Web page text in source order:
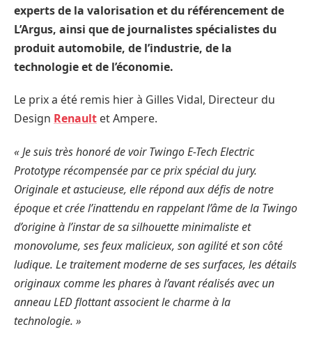
experts de la valorisation et du référencement de
L’Argus, ainsi que de journalistes spécialistes du
produit automobile, de l’industrie, de la
technologie et de l’économie.
Le prix a été remis hier à Gilles Vidal, Directeur du
Design Renault et Ampere.
« Je suis très honoré de voir Twingo E-Tech Electric
Prototype récompensée par ce prix spécial du jury.
Originale et astucieuse, elle répond aux défis de notre
époque et crée l’inattendu en rappelant l’âme de la Twingo
d’origine à l’instar de sa silhouette minimaliste et
monovolume, ses feux malicieux, son agilité et son côté
ludique. Le traitement moderne de ses surfaces, les détails
originaux comme les phares à l’avant réalisés avec un
anneau LED flottant associent le charme à la
technologie. »